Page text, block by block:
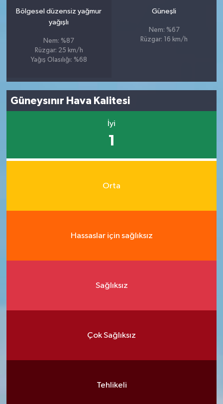
Bölgesel düzensiz yağmur
yağışlı
Nem: %87
Rüzgar: 25 km/h
Yağış Olasılığı: %68
Güneşli
Nem: %67
Rüzgar: 16 km/h
Güneysınır Hava Kalitesi
İyi
1
Orta
Hassaslar için sağlıksız
Sağlıksız
Çok Sağlıksız
Tehlikeli